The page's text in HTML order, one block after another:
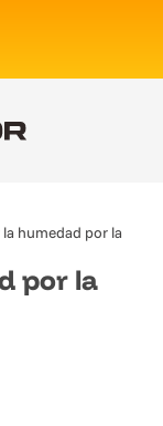
humedad por la
por la